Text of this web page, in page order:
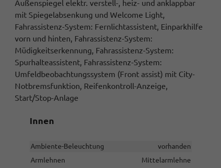
Außenspiegel elektr. verstell-, heiz- und anklappbar
mit Spiegelabsenkung und Welcome Light,
Fahrassistenz-System: Fernlichtassistent, Einparkhilfe
vorn und hinten, Fahrassistenz-System:
Müdigkeitserkennung, Fahrassistenz-System:
Spurhalteassistent, Fahrassistenz-System:
Umfeldbeobachtungssystem (Front assist) mit City-
Notbremsfunktion, Reifenkontroll-Anzeige,
Start/Stop-Anlage
Innen
Ambiente-Beleuchtung
vorhanden
Armlehnen
Mittelarmlehne